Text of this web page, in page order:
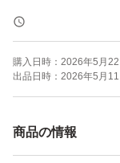
トラブル防止の為
よろしくお願いし
購入日時： 2026年5月
出品日時： 2026年5月
商品の情報